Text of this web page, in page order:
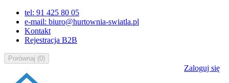
tel: 91 425 80 05
e-mail: biuro@hurtownia-swiatla.pl
Kontakt
Rejestracja B2B
Porównaj (0)
Zaloguj się